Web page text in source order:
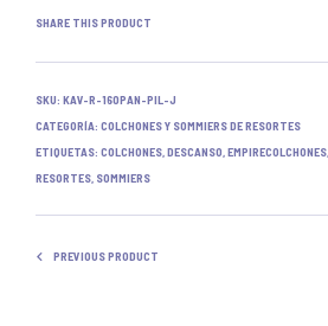
SHARE THIS PRODUCT
SKU: KAV-R-160PAN-PIL-J
CATEGORÍA: COLCHONES Y SOMMIERS DE RESORTES
ETIQUETAS: COLCHONES DESCANSO EMPIRECOLCHONES
RESORTES SOMMIERS
PREVIOUS PRODUCT